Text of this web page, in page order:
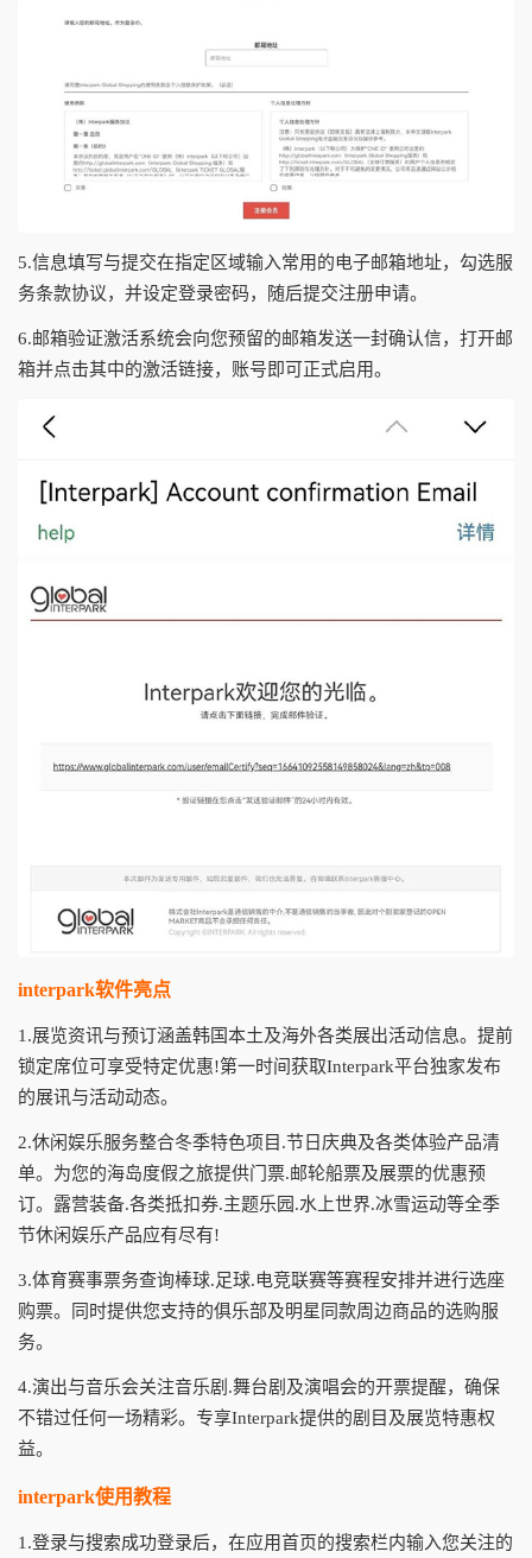
5.信息填写与提交在指定区域输入常用的电子邮箱地址，勾选服
务条款协议，并设定登录密码，随后提交注册申请。
6.邮箱验证激活系统会向您预留的邮箱发送一封确认信，打开邮
箱并点击其中的激活链接，账号即可正式启用。
interpark软件亮点
1.展览资讯与预订涵盖韩国本土及海外各类展出活动信息。提前
锁定席位可享受特定优惠!第一时间获取Interpark平台独家发布
的展讯与活动动态。
2.休闲娱乐服务整合冬季特色项目.节日庆典及各类体验产品清
单。为您的海岛度假之旅提供门票.邮轮船票及展票的优惠预
订。露营装备.各类抵扣券.主题乐园.水上世界.冰雪运动等全季
节休闲娱乐产品应有尽有!
3.体育赛事票务查询棒球.足球.电竞联赛等赛程安排并进行选座
购票。同时提供您支持的俱乐部及明星同款周边商品的选购服
务。
4.演出与音乐会关注音乐剧.舞台剧及演唱会的开票提醒，确保
不错过任何一场精彩。专享Interpark提供的剧目及展览特惠权
益。
interpark使用教程
1.登录与搜索成功登录后，在应用首页的搜索栏内输入您关注的